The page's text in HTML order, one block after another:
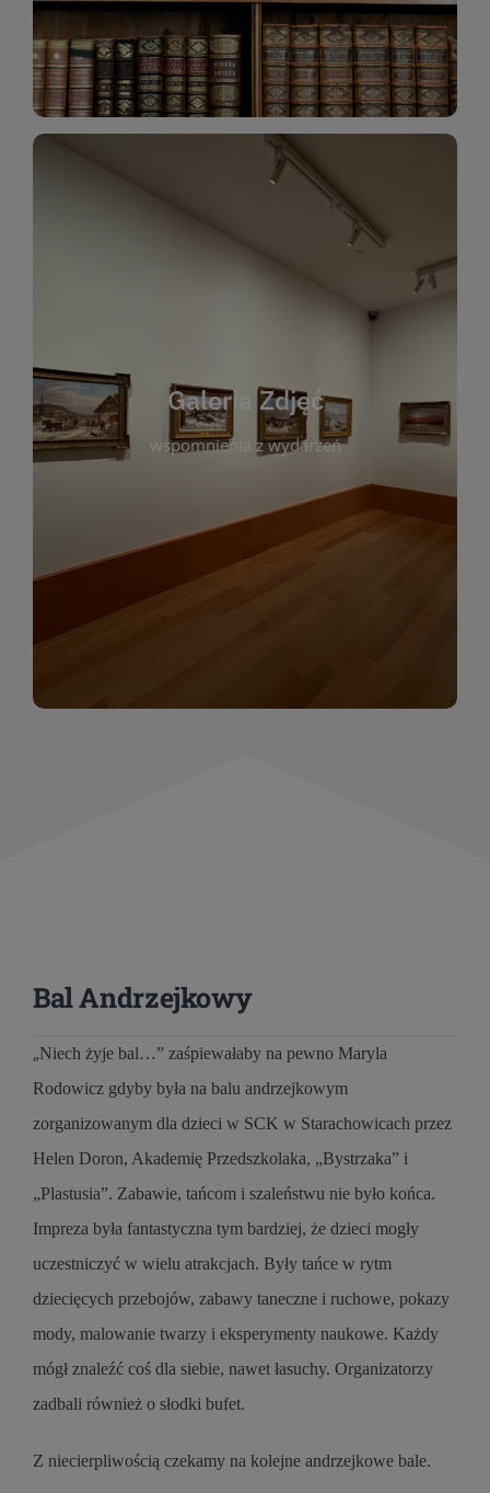
Katalog Zbiorów
Galeria Zdjęć
wspomnienia z wydarzeń
Galeria Zdjęć
wspomnienia z wydarzeń, spotkań i projektów
którym można zobaczyć, jak żyje nasza biblioteka
i jej społeczność. Zdjęcia dokumentują zarówno
uroczyste chwile, jak i codzienne aktywności
czytelników. Regularnie dodajemy nowe galerie,
by każdy mógł powrócić do wyjątkowych
momentów. Zapraszamy do obejrzenia,
wspominania i inspirowania się!
Bal Andrzejkowy
„Niech żyje bal…” zaśpiewałaby na pewno Maryla
Rodowicz gdyby była na balu andrzejkowym
zorganizowanym dla dzieci w SCK w Starachowicach przez
Helen Doron, Akademię Przedszkolaka, „Bystrzaka” i
„Plastusia”. Zabawie, tańcom i szaleństwu nie było końca.
Impreza była fantastyczna tym bardziej, że dzieci mogły
uczestniczyć w wielu atrakcjach. Były tańce w rytm
dziecięcych przebojów, zabawy taneczne i ruchowe, pokazy
mody, malowanie twarzy i eksperymenty naukowe. Każdy
mógł znaleźć coś dla siebie, nawet łasuchy. Organizatorzy
zadbali również o słodki bufet.
Z niecierpliwością czekamy na kolejne andrzejkowe bale.